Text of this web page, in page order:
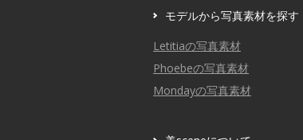
モデルから写真素材を探す
Letitiaの写真素材
Phoebeの写真素材
Mondayの写真素材